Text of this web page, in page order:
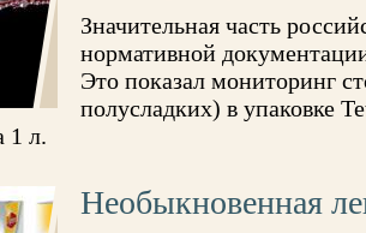
Значительная часть
нормативной
Это показал мониторинг
полусладких) в упаковке
1 л.
Необыкновенная